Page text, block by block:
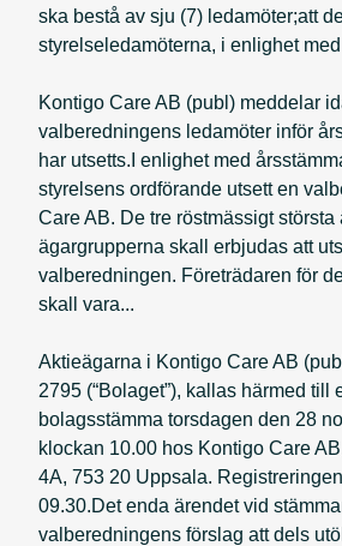
ska bestå av sju (7) ledamöter;att
styrelseledamöterna, i enlighet
Kontigo Care AB (publ) meddelar
valberedningens ledamöter inför
har utsetts.I enlighet med
styrelsens ordförande utsett en
Care AB. De tre röstmässigt största
ägargrupperna skall erbjudas att
valberedningen. Företrädaren för
skall vara...
Aktieägarna i Kontigo Care AB
2795 (“Bolaget”), kallas härmed till
bolagsstämma torsdagen den 28
klockan 10.00 hos Kontigo Care
4A, 753 20 Uppsala.
09.30.Det enda ärendet vid
valberedningens förslag att dels